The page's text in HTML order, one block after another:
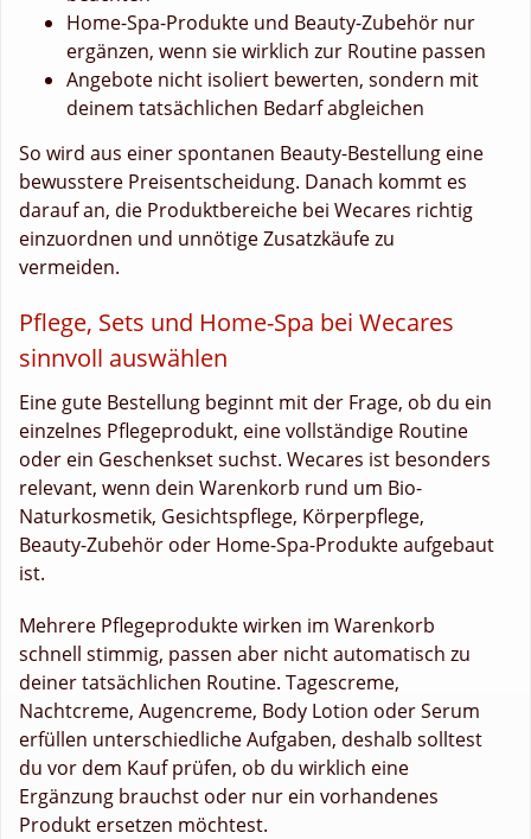
Home-Spa-Produkte und Beauty-Zubehör nur
ergänzen, wenn sie wirklich zur Routine passen
Angebote nicht isoliert bewerten, sondern mit
deinem tatsächlichen Bedarf abgleichen
So wird aus einer spontanen Beauty-Bestellung eine
bewusstere Preisentscheidung. Danach kommt es
darauf an, die Produktbereiche bei Wecares richtig
einzuordnen und unnötige Zusatzkäufe zu
vermeiden.
Pflege, Sets und Home-Spa bei Wecares
sinnvoll auswählen
Eine gute Bestellung beginnt mit der Frage, ob du ein
einzelnes Pflegeprodukt, eine vollständige Routine
oder ein Geschenkset suchst. Wecares ist besonders
relevant, wenn dein Warenkorb rund um Bio-
Naturkosmetik, Gesichtspflege, Körperpflege,
Beauty-Zubehör oder Home-Spa-Produkte aufgebaut
ist.
Mehrere Pflegeprodukte wirken im Warenkorb
schnell stimmig, passen aber nicht automatisch zu
deiner tatsächlichen Routine. Tagescreme,
Nachtcreme, Augencreme, Body Lotion oder Serum
erfüllen unterschiedliche Aufgaben, deshalb solltest
du vor dem Kauf prüfen, ob du wirklich eine
Ergänzung brauchst oder nur ein vorhandenes
Produkt ersetzen möchtest.